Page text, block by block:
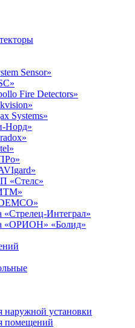
Sensor»
Fire Detectors»
Systems»
Норд»
«Стелс»
«Стрелец-Интеграл»
«ОРИОН» «Болид»
наружной установки
помещений